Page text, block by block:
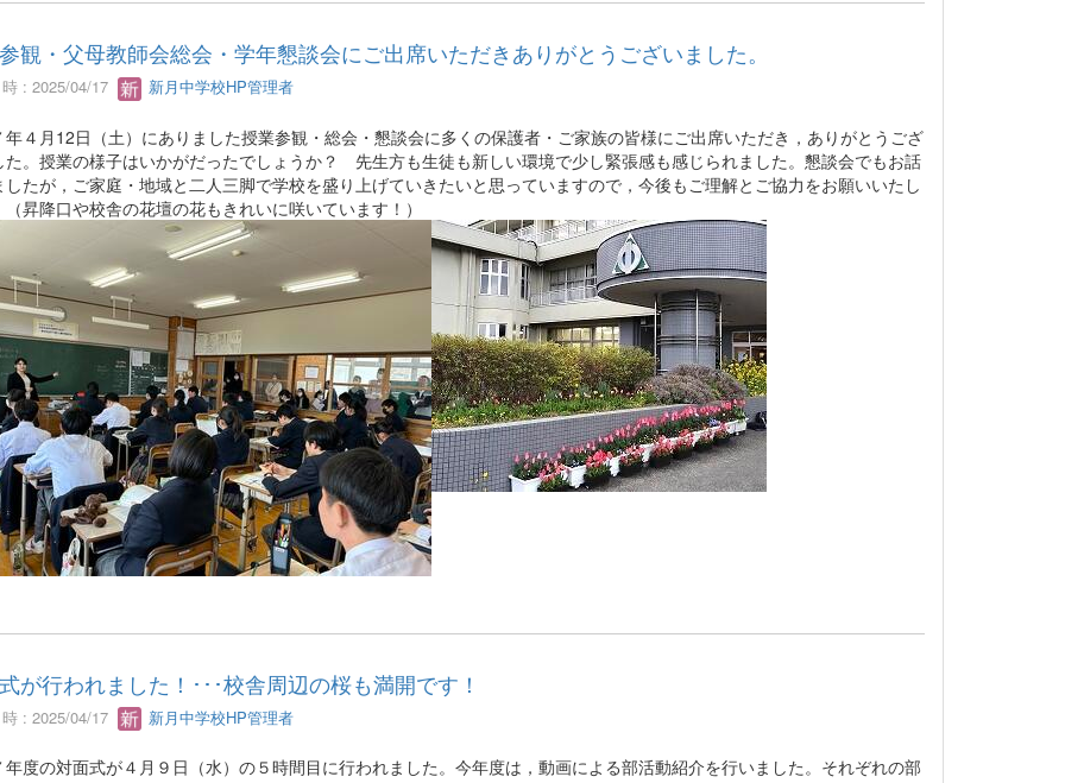
観・父母教師会総会・学年懇談会にご出席いただきありがとうございました。
: 2025/04/17 新月中学校HP管理者
年４月12日（土）にありました授業参観・総会・懇談会に多くの保護者・ご家族の皆様にご出席いただき，ありがとうござ
た。授業の様子はいかがだったでしょうか？ 先生方も生徒も新しい環境で少し緊張感も感じられました。懇談会でもお話
したが，ご家庭・地域と二人三脚で学校を盛り上げていきたいと思っていますので，今後もご理解とご協力をお願いいたし
昇降口や校舎の花壇の花もきれいに咲いています！）
が行われました！･･･校舎周辺の桜も満開です！
: 2025/04/17 新月中学校HP管理者
年度の対面式が４月９日（水）の５時間目に行われました。今年度は，動画による部活動紹介を行いました。それぞれの部